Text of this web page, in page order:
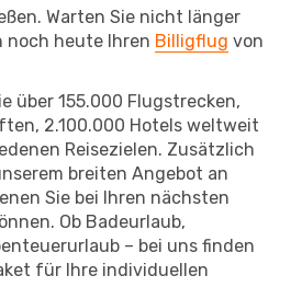
Warten Sie nicht länger
noch heute Ihren Billigflug von
über 155.000 Flugstrecken,
2.100.000 Hotels weltweit
Reisezielen. Zusätzlich
breiten Angebot an
Sie bei Ihren nächsten
Ob Badeurlaub,
– bei uns finden
für Ihre individuellen